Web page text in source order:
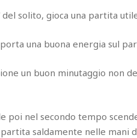
del solito, gioca una partita
una buona energia sul
un buon minutaggio non
poi nel secondo tempo
saldamente nelle mani